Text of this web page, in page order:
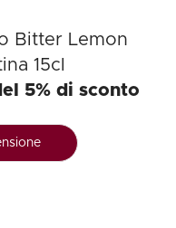
Bitter Lemon
15cl
5% di sconto